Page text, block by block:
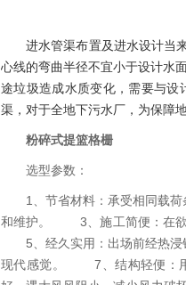
进水管渠布置及进水设计当
心线的弯曲半径不宜小于设计水
途垃圾造成水质变化，需要与设
渠，对于全地下污水厂，为保障
粉碎式提篮格栅
选型参数：
1、节省材料：承受相同载
和维护。 3、施工简便：在欲
5、经久实用：出场前经热浸
现代感觉。 7、结构轻便：